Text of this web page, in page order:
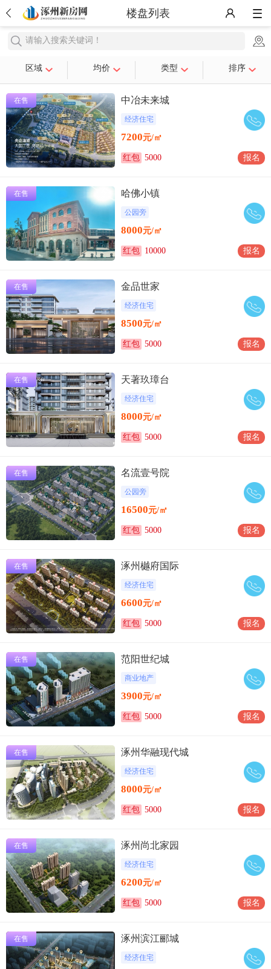
楼盘列表
请输入搜索关键词！
区域 均价 类型 排序
在售 中冶未来城
经济住宅
7200元/㎡
红包 5000 报名
在售 哈佛小镇
公园旁
8000元/㎡
红包 10000 报名
在售 金品世家
经济住宅
8500元/㎡
红包 5000 报名
在售 天著玖璋台
经济住宅
8000元/㎡
红包 5000 报名
在售 名流壹号院
公园旁
16500元/㎡
红包 5000 报名
在售 涿州樾府国际
经济住宅
6600元/㎡
红包 5000 报名
在售 范阳世纪城
商业地产
3900元/㎡
红包 5000 报名
在售 涿州华融现代城
经济住宅
8000元/㎡
红包 5000 报名
在售 涿州尚北家园
经济住宅
6200元/㎡
红包 5000 报名
在售 涿州滨江郦城
经济住宅